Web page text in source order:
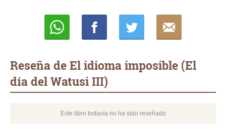
Reseña de El idioma imposible (El
día del Watusi III)
Este libro todavía no ha sido reseñado